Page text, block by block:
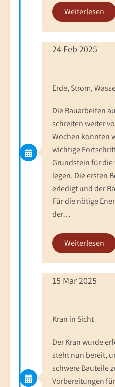
Weiterlesen
24 Feb 2025
Erde, Strom,
Die Bauarbeiten
schreiten weiter
Wochen konnten
wichtige
Grundstein für die
legen. Die ersten
erledigt und der
Für die nötige
der…
Weiterlesen
15 Mar 2025
Kran in Sicht
Der Kran wurde
steht nun bereit,
schwere Bauteile
Vorbereitungen